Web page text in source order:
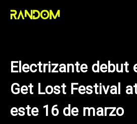
Skip
Electrizante debut
Get Lost Festival
este 16 de marzo